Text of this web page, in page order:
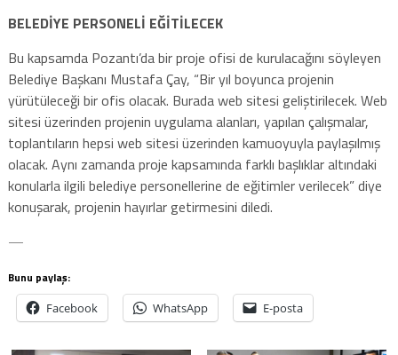
BELEDİYE PERSONELİ EĞİTİLECEK
Bu kapsamda Pozantı’da bir proje ofisi de kurulacağını söyleyen
Belediye Başkanı Mustafa Çay, “Bir yıl boyunca projenin
yürütüleceği bir ofis olacak. Burada web sitesi geliştirilecek. Web
sitesi üzerinden projenin uygulama alanları, yapılan çalışmalar,
toplantıların hepsi web sitesi üzerinden kamuoyuyla paylaşılmış
olacak. Aynı zamanda proje kapsamında farklı başlıklar altındaki
konularla ilgili belediye personellerine de eğitimler verilecek” diye
konuşarak, projenin hayırlar getirmesini diledi.
—
Bunu paylaş:
Facebook WhatsApp E-posta